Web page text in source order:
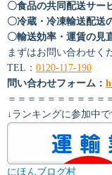
〇食品の共同配送サー
〇冷蔵・冷凍輸送配送
〇輸送効率・運賃の見
まずはお問い合わせく
TEL： 0120-117-190
問い合わせフォーム：
＝＝＝＝＝＝＝＝＝＝
↓ランキングに参加中
にほんブログ村